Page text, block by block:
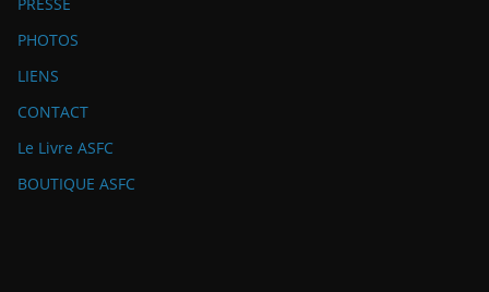
PHOTOS
LIENS
CONTACT
Le Livre ASFC
BOUTIQUE ASFC